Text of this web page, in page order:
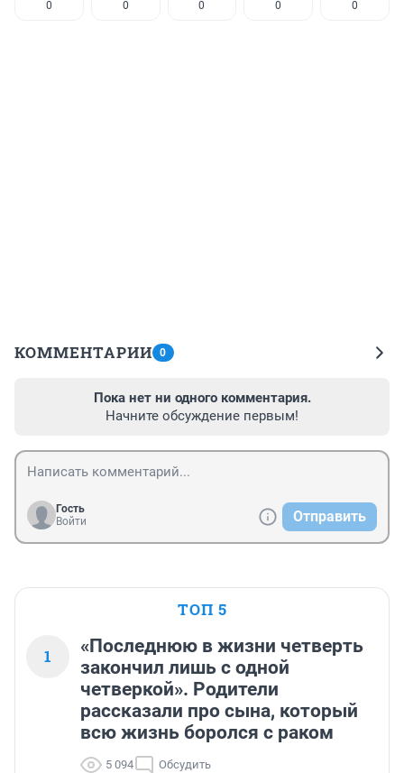
0 0 0 0 0
КОММЕНТАРИИ 0
Пока нет ни одного комментария.
Начните обсуждение первым!
Гость
Войти
Отправить
ТОП 5
1
«Последнюю в жизни четверть
закончил лишь с одной
четверкой». Родители
рассказали про сына, который
всю жизнь боролся с раком
5 094 Обсудить